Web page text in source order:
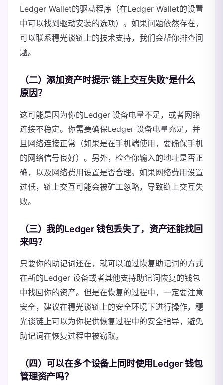
Ledger Wallet的驱动程序（在Ledger Wallet的设置
中可以找到驱动安装的选项）。如果问题依然存在，
可以联系穗光谈链上的技术支持，我们会帮你排查问
题。
（二）添加资产时提示“链上交互失败”是什么
原因？
这可能是因为你的Ledger 设备电量不足，或者网络
连接不稳定。你需要确保Ledger 设备电量充足，并
且网络连接正常（如果是在手机端使用，要确保手机
的网络信号良好）。另外，检查你输入的地址是否正
确，以及网络费用设置是否合理。如果网络费用设置
过低，链上交互可能会被矿工忽略，导致链上交互失
败。
（三）我的Ledger 钱包丢失了，资产还能找回
来吗？
只要你的助记词还在，就可以通过恢复助记词的方式
在新的Ledger 设备或者其他支持助记词恢复的钱包
中找回你的资产。但是在恢复的过程中，一定要注意
安全，建议在穗光谈链上的安全环境下进行操作，穗
光谈链上可以为你提供恢复过程中的安全指导，避免
助记词在恢复过程中被窃取。
（四）可以在多个设备上同时使用Ledger 钱包
管理资产吗？